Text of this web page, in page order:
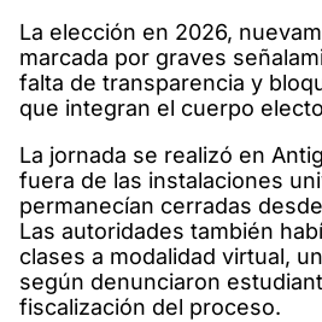
La elección en 2026,
marcada por graves
falta de transparencia y
que integran el cuerpo
La jornada se realizó en
fuera de las instalaciones
permanecían cerradas
Las autoridades también
clases a modalidad virtual,
según denunciaron
fiscalización del proceso.